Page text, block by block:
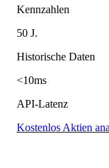
Kennzahlen
50 J.
Historische Daten
<10ms
API-Latenz
Kostenlos Aktien